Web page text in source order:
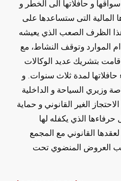
و حافلاتها الى الخطر و
المالية التى ستساعدها على
الظرف الصعب الذي يعيشه
الموارد وتوقف النشاط، مع
قامت بتشريك عديد الوكالات
حافلاتها لمدة ثلاث سنوات. و
السياحة و الداخلية
الغير القانوني و حماية
الذي يكفله لها
القانوني مع المجمع
العروض المنضوي تحت